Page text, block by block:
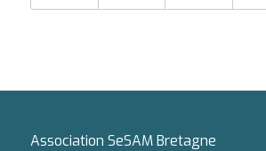
Association SeSAM Bretagne